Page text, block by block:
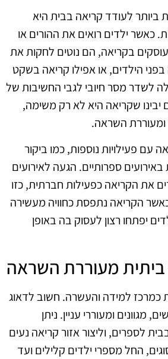
ביותר לעודד קריאה בבית היא
כאשר ילדים רואים את ההורים או
בקריאה, הם נוטים לחקות את
הילדים, או אפילו קריאה בשקט
לשדר מסר חיובי לגבי החשיבות של
יבינו שקריאה היא לא רק משימה,
השראה.
עם פעילויות נוספות, כמו ביקור
ספרותיים. הגעה לאירועים
את הקריאה כפעילות חברתית, כזו
הקריאה נתפסת כחוויה מעשירה
יפתחו רצון לעסוק בה באופן
ביתית מעוררת השראה
כמרכז למידה והעשרה. חשוב לדאוג
מגוונים ומעוררי עניין. ניתן
לספרים, וליצור אזור קריאה נעים
החל מספרי ילדים קלילים ועד